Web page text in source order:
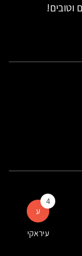
וטובים!
ע
4
עיראקי